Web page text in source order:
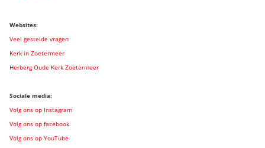
Websites:
Veel gestelde vragen
Kerk in Zoetermeer
Herberg Oude Kerk Zoetermeer
Sociale media:
Volg ons op Instagram
Volg ons op facebook
Volg ons op YouTube